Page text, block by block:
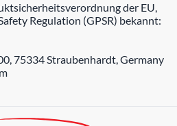
der EU,
Regulation (GPSR) bekannt:
75334 Straubenhardt, Germany